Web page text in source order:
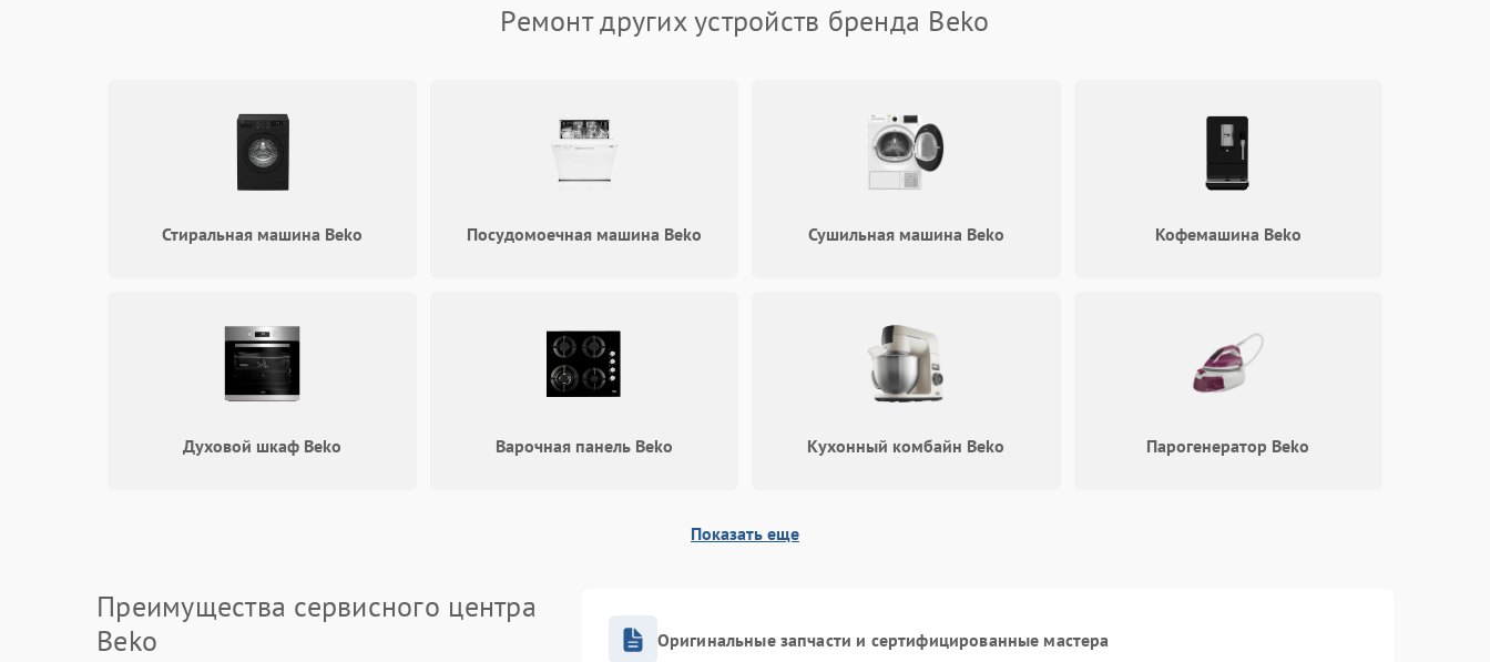
Ремонт других устройств бренда Beko
Стиральная машина Beko Посудомоечная машина Beko Сушильная машина Beko Кофемашина Beko
Духовой шкаф Beko Варочная панель Beko Кухонный комбайн Beko Парогенератор Beko
Показать еще
Преимущества сервисного центра
Beko
Оригинальные запчасти и сертифицированные мастера